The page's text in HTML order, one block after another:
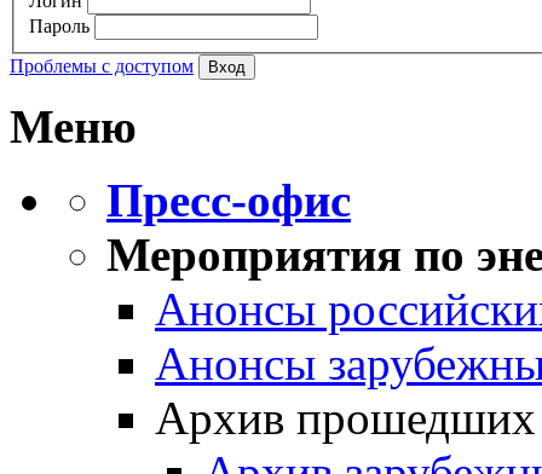
Пароль
Проблемы с доступом
Меню
Пресс-офис
Мероприятия по
Анонсы
Анонсы
Архив прошедших